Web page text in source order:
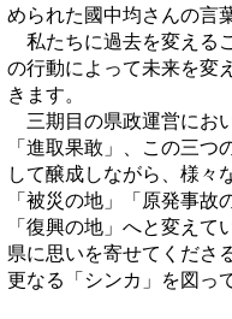
められた國中均さんの言
私たちに過去を変える
の行動によって未来を変
きます。
三期目の県政運営にお
「進取果敢」、この三つ
して醸成しながら、様々
「被災の地」「原発事
「復興の地」へと変え
県に思いを寄せてくださ
更なる「シンカ」を図っ